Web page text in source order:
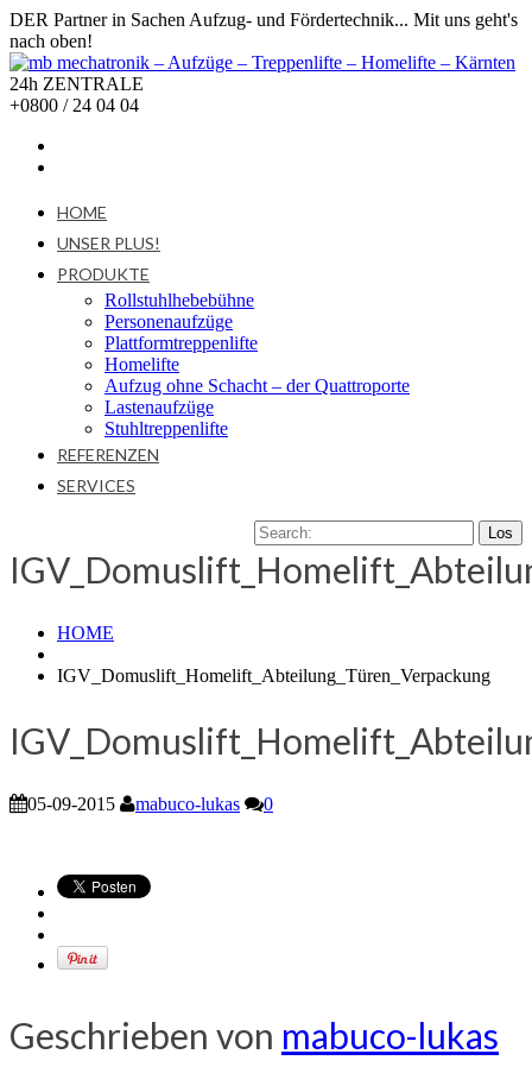
DER Partner in Sachen Aufzug- und Fördertechnik... Mit uns geht's
nach oben!
24h ZENTRALE
+0800 / 24 04 04
HOME
UNSER PLUS!
PRODUKTE
Rollstuhlhebebühne
Personenaufzüge
Plattformtreppenlifte
Homelifte
Aufzug ohne Schacht – der Quattroporte
Lastenaufzüge
Stuhltreppenlifte
REFERENZEN
SERVICES
HOME
IGV_Domuslift_Homelift_Abteilung_Türen_Verpackung
05-09-2015 mabuco-lukas 0
Geschrieben von mabuco-lukas